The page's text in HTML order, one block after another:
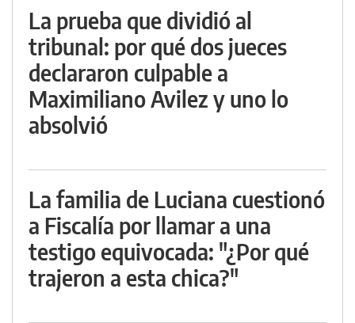
La prueba que dividió al
tribunal: por qué dos jueces
declararon culpable a
Maximiliano Avilez y uno lo
absolvió
La familia de Luciana cuestionó
a Fiscalía por llamar a una
testigo equivocada: "¿Por qué
trajeron a esta chica?"